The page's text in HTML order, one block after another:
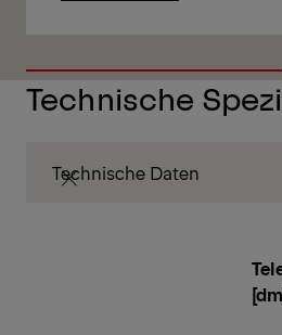
Technische
Technische Daten